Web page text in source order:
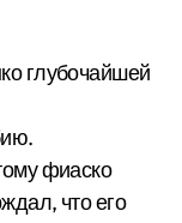
глубочайшей
фиаско
что его